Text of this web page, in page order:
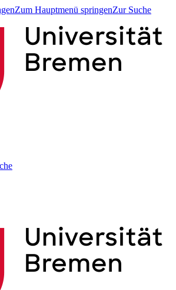
Zum Hauptmenü springenZur Suche